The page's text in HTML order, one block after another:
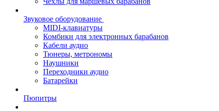
Звуковое оборудование
MIDI-клавиатуры
Комбики для электронных барабанов
Кабели аудио
Тюнеры, метрономы
Наушники
Переходники аудио
Батарейки
Пюпитры